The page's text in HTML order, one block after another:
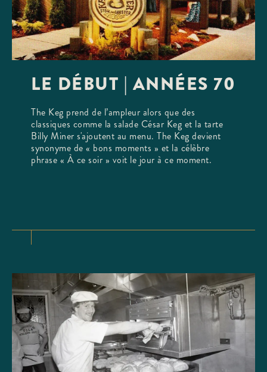
LE DÉBUT | ANNÉES 70
The Keg prend de l’ampleur alors que des
classiques comme la salade César Keg et la tarte
Billy Miner s'ajoutent au menu. The Keg devient
synonyme de « bons moments » et la célèbre
phrase « À ce soir » voit le jour à ce moment.